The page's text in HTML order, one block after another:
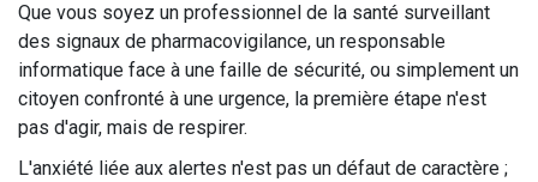
Que vous soyez un professionnel de la santé surveillant
des signaux de pharmacovigilance, un responsable
informatique face à une faille de sécurité, ou simplement un
citoyen confronté à une urgence, la première étape n'est
pas d'agir, mais de respirer.
L'anxiété liée aux alertes n'est pas un défaut de caractère ;